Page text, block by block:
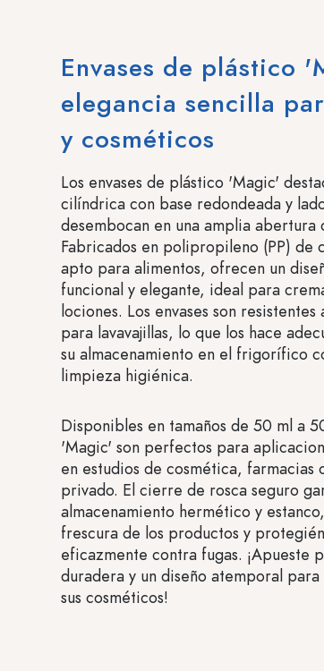
Envases de plástico
elegancia sencilla
y cosméticos
Los envases de plástico 'Magic'
cilíndrica con base redondeada y
desembocan en una amplia abertura
Fabricados en polipropileno (PP) de
apto para alimentos, ofrecen un
funcional y elegante, ideal para
lociones. Los envases son
para lavavajillas, lo que los hace
su almacenamiento en el frigorífico
limpieza higiénica.
Disponibles en tamaños de 50 ml a
'Magic' son perfectos para
en estudios de cosmética, farmacias
privado. El cierre de rosca seguro
almacenamiento hermético y
frescura de los productos y
eficazmente contra fugas. ¡Apueste
duradera y un diseño atemporal para
sus cosméticos!